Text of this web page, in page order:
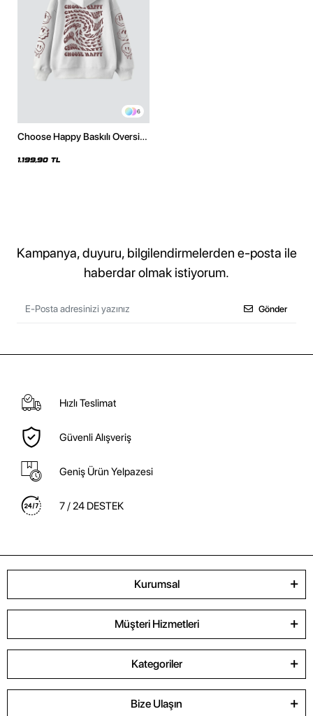
6
Choose Happy Baskılı Oversize
1.199,90 TL
Kampanya, duyuru, bilgilendirmelerden e-posta ile
haberdar olmak istiyorum.
Gönder
Hızlı Teslimat
Güvenli Alışveriş
Geniş Ürün Yelpazesi
7 / 24 DESTEK
Kurumsal
Müşteri Hizmetleri
Kategoriler
Bize Ulaşın